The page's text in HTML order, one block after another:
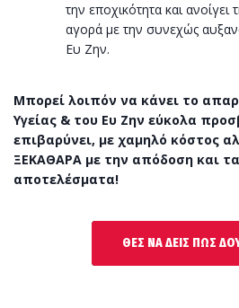
την εποχικότητα και
αγορά με την συνεχώς
Ευ Ζην.
Μπορεί λοιπόν να κάνει το
Υγείας & του Ευ Ζην εύκολα
επιβαρύνει, με χαμηλό κόστος
ΞΕΚΑΘΑΡΑ με την απόδοση και
αποτελέσματα!
ΘΕΣ ΝΑ ΔΕΙΣ ΠΩΣ